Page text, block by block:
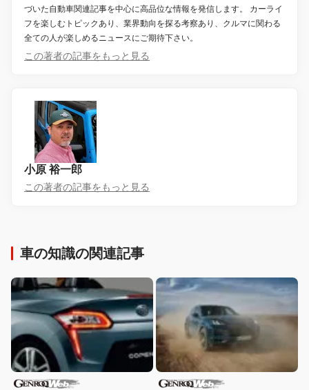
づいた自動車関連記事を中心に高品位な情報を発信します。 カーライ
フを楽しむトピックあり、業界動向を探る考察あり、クルマに関わる
全ての人が楽しめるニュースにご期待下さい。
この著者の記事をもっと見る
小原 裕一郎
この著者の記事をもっと見る
車の知識の関連記事